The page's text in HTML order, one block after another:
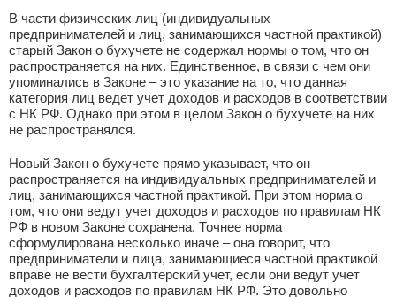
В части физических лиц (индивидуальных
предпринимателей и лиц, занимающихся частной практикой)
старый Закон о бухучете не содержал нормы о том, что он
распространяется на них. Единственное, в связи с чем они
упоминались в Законе – это указание на то, что данная
категория лиц ведет учет доходов и расходов в соответствии
с НК РФ. Однако при этом в целом Закон о бухучете на них
не распространялся.
Новый Закон о бухучете прямо указывает, что он
распространяется на индивидуальных предпринимателей и
лиц, занимающихся частной практикой. При этом норма о
том, что они ведут учет доходов и расходов по правилам НК
РФ в новом Законе сохранена. Точнее норма
сформулирована несколько иначе – она говорит, что
предприниматели и лица, занимающиеся частной практикой
вправе не вести бухгалтерский учет, если они ведут учет
доходов и расходов по правилам НК РФ. Это довольно